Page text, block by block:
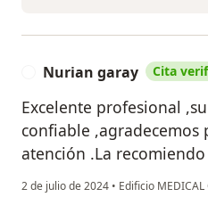
Nurian garay Cita
Excelente profesional
confiable ,agradecemos
atención .La recomiendo
2 de julio de 2024 • Edificio